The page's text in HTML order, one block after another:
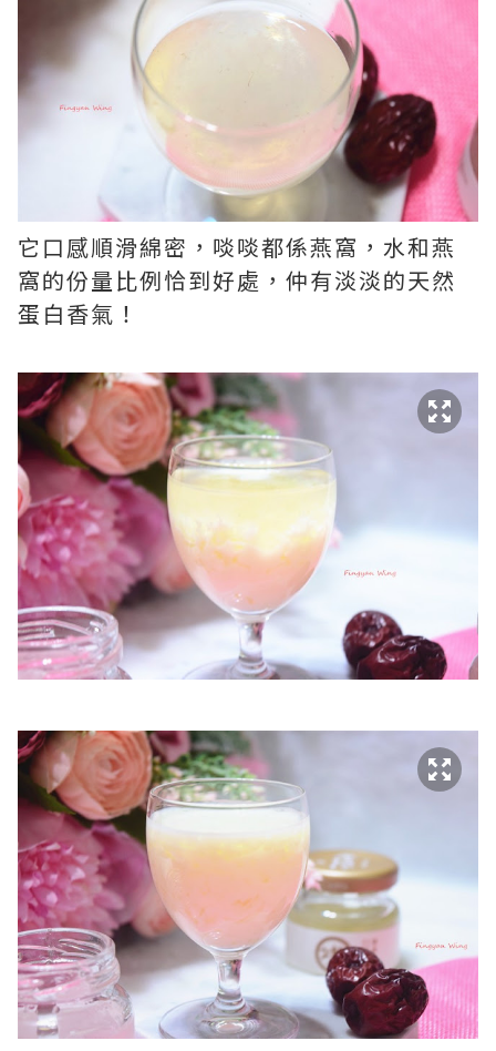
它口感順滑綿密，啖啖都係燕窩，水和燕
窩的份量比例恰到好處，仲有淡淡的天然
蛋白香氣！